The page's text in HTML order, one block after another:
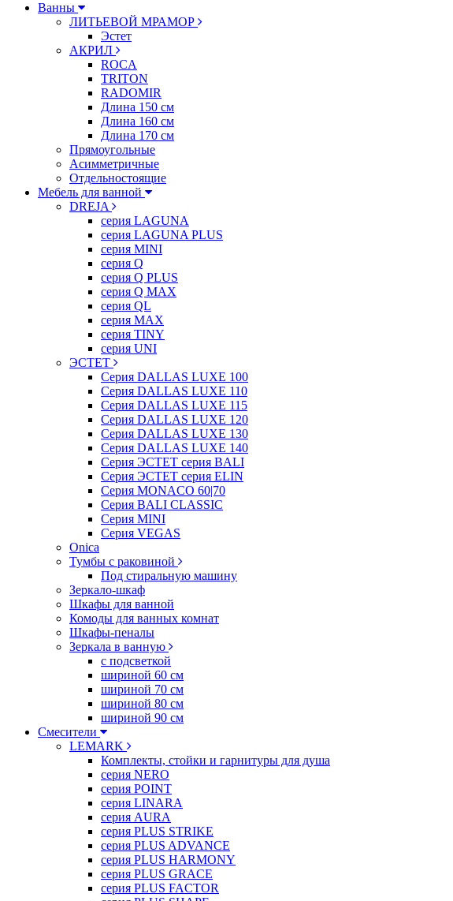
Ванны
ЛИТЬЕВОЙ МРАМОР
Эстет
АКРИЛ
ROCA
TRITON
RADOMIR
Длина 150 см
Длина 160 см
Длина 170 см
Прямоугольные
Асимметричные
Отдельностоящие
Мебель для ванной
DREJA
серия LAGUNA
серия LAGUNA PLUS
серия MINI
серия Q
серия Q PLUS
серия Q MAX
серия QL
серия MAX
серия TINY
серия UNI
ЭСТЕТ
Серия DALLAS LUXE 100
Серия DALLAS LUXE 110
Серия DALLAS LUXE 115
Серия DALLAS LUXE 120
Серия DALLAS LUXE 130
Серия DALLAS LUXE 140
Серия ЭСТЕТ серия BALI
Серия ЭСТЕТ серия ELIN
Серия MONACO 60|70
Серия BALI CLASSIC
Серия MINI
Серия VEGAS
Onica
Тумбы с раковиной
Под стиральную машину
Зеркало-шкаф
Шкафы для ванной
Комоды для ванных комнат
Шкафы-пеналы
Зеркала в ванную
с подсветкой
шириной 60 см
шириной 70 см
шириной 80 см
шириной 90 см
Смесители
LEMARK
Комплекты, стойки и гарнитуры для душа
серия NERO
серия POINT
серия LINARA
серия AURA
серия PLUS STRIKE
серия PLUS ADVANCE
серия PLUS HARMONY
серия PLUS GRACE
серия PLUS FACTOR